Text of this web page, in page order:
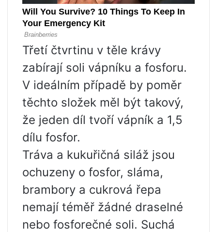
Třetí čtvrtinu v těle krávy
zabírají soli vápníku a fosforu.
V ideálním případě by poměr
těchto složek měl být takový,
že jeden díl tvoří vápník a 1,5
dílu fosfor.
Tráva a kukuřičná siláž jsou
ochuzeny o fosfor, sláma,
brambory a cukrová řepa
nemají téměř žádné draselné
nebo fosforečné soli. Suchá